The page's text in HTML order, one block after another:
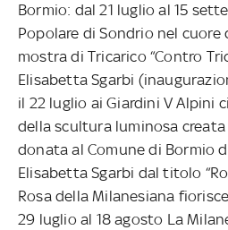
Bormio: dal 21 luglio al 15
Popolare di Sondrio nel
mostra di Tricarico “Contro
Elisabetta Sgarbi
il 22 luglio ai Giardini V Alpini
della scultura luminosa
donata al Comune di Bormio
Elisabetta Sgarbi dal titolo
Rosa della Milanesiana
29 luglio al 18 agosto La